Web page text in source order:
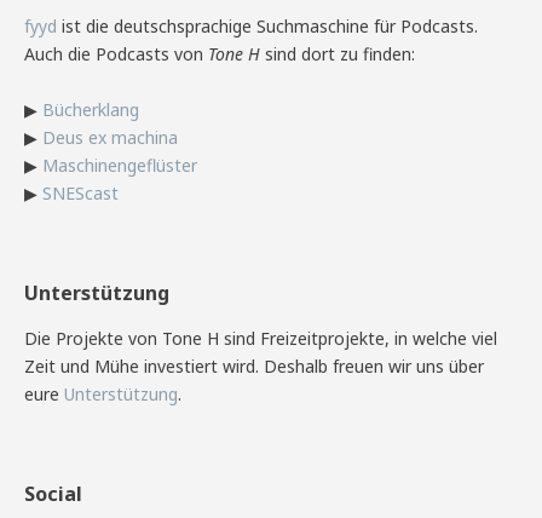
fyyd ist die deutschsprachige Suchmaschine für Podcasts.
Auch die Podcasts von Tone H sind dort zu finden:
▶ Bücherklang
▶ Deus ex machina
▶ Maschinengeflüster
▶ SNEScast
Unterstützung
Die Projekte von Tone H sind Freizeitprojekte, in welche viel
Zeit und Mühe investiert wird. Deshalb freuen wir uns über
eure Unterstützung.
Social